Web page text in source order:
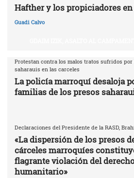
Hafther y los propiciadores
Guadi Calvo
Protestan contra los malos tratos sufridos
saharauis en las carceles
La policía marroquí desaloja
familias de los presos
Declaraciones del Presidente de la RASD,
«La dispersión de los presos
cárceles marroquíes
flagrante violación del
humanitario»